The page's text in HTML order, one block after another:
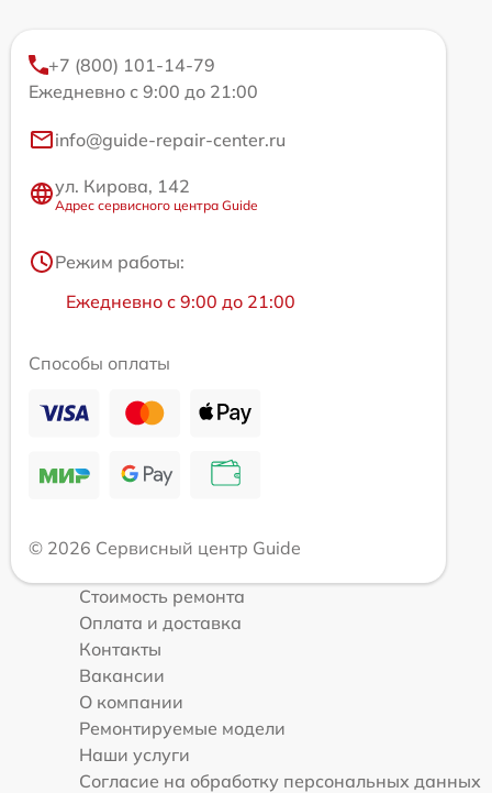
+7 (800) 101-14-79
Ежедневно с 9:00 до 21:00
info@guide-repair-center.ru
ул. Кирова, 142
Адрес сервисного центра Guide
Режим работы:
Ежедневно с 9:00 до 21:00
Способы оплаты
© 2026 Сервисный центр Guide
Стоимость ремонта
Оплата и доставка
Контакты
Вакансии
О компании
Ремонтируемые модели
Наши услуги
Согласие на обработку персональных данных